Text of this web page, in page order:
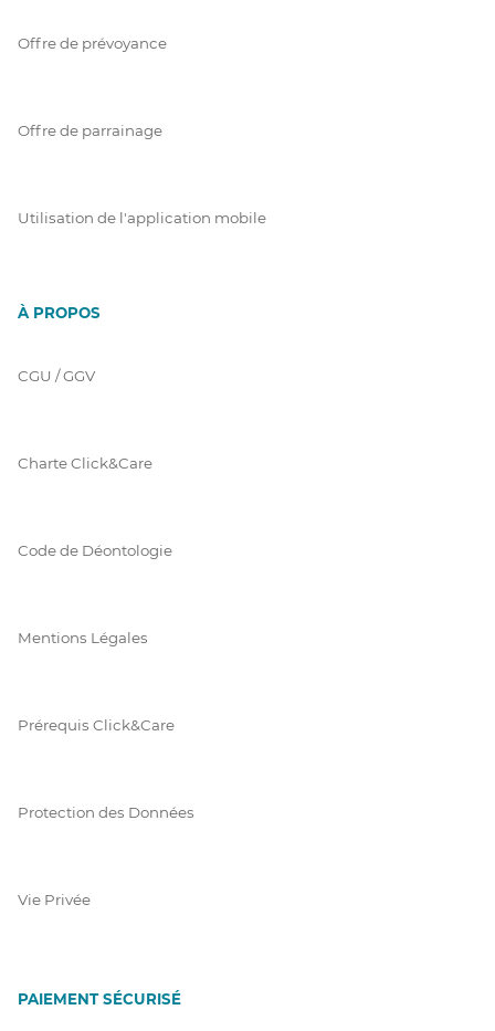
Offre de prévoyance
Offre de parrainage
Utilisation de l'application mobile
À PROPOS
CGU / GGV
Charte Click&Care
Code de Déontologie
Mentions Légales
Prérequis Click&Care
Protection des Données
Vie Privée
PAIEMENT SÉCURISÉ